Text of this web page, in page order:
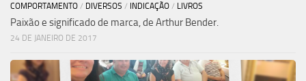
COMPORTAMENTO / DIVERSOS / INDICAÇÃO / LIVROS
Paixão e significado de marca, de Arthur Bender.
24 DE JANEIRO DE 2017